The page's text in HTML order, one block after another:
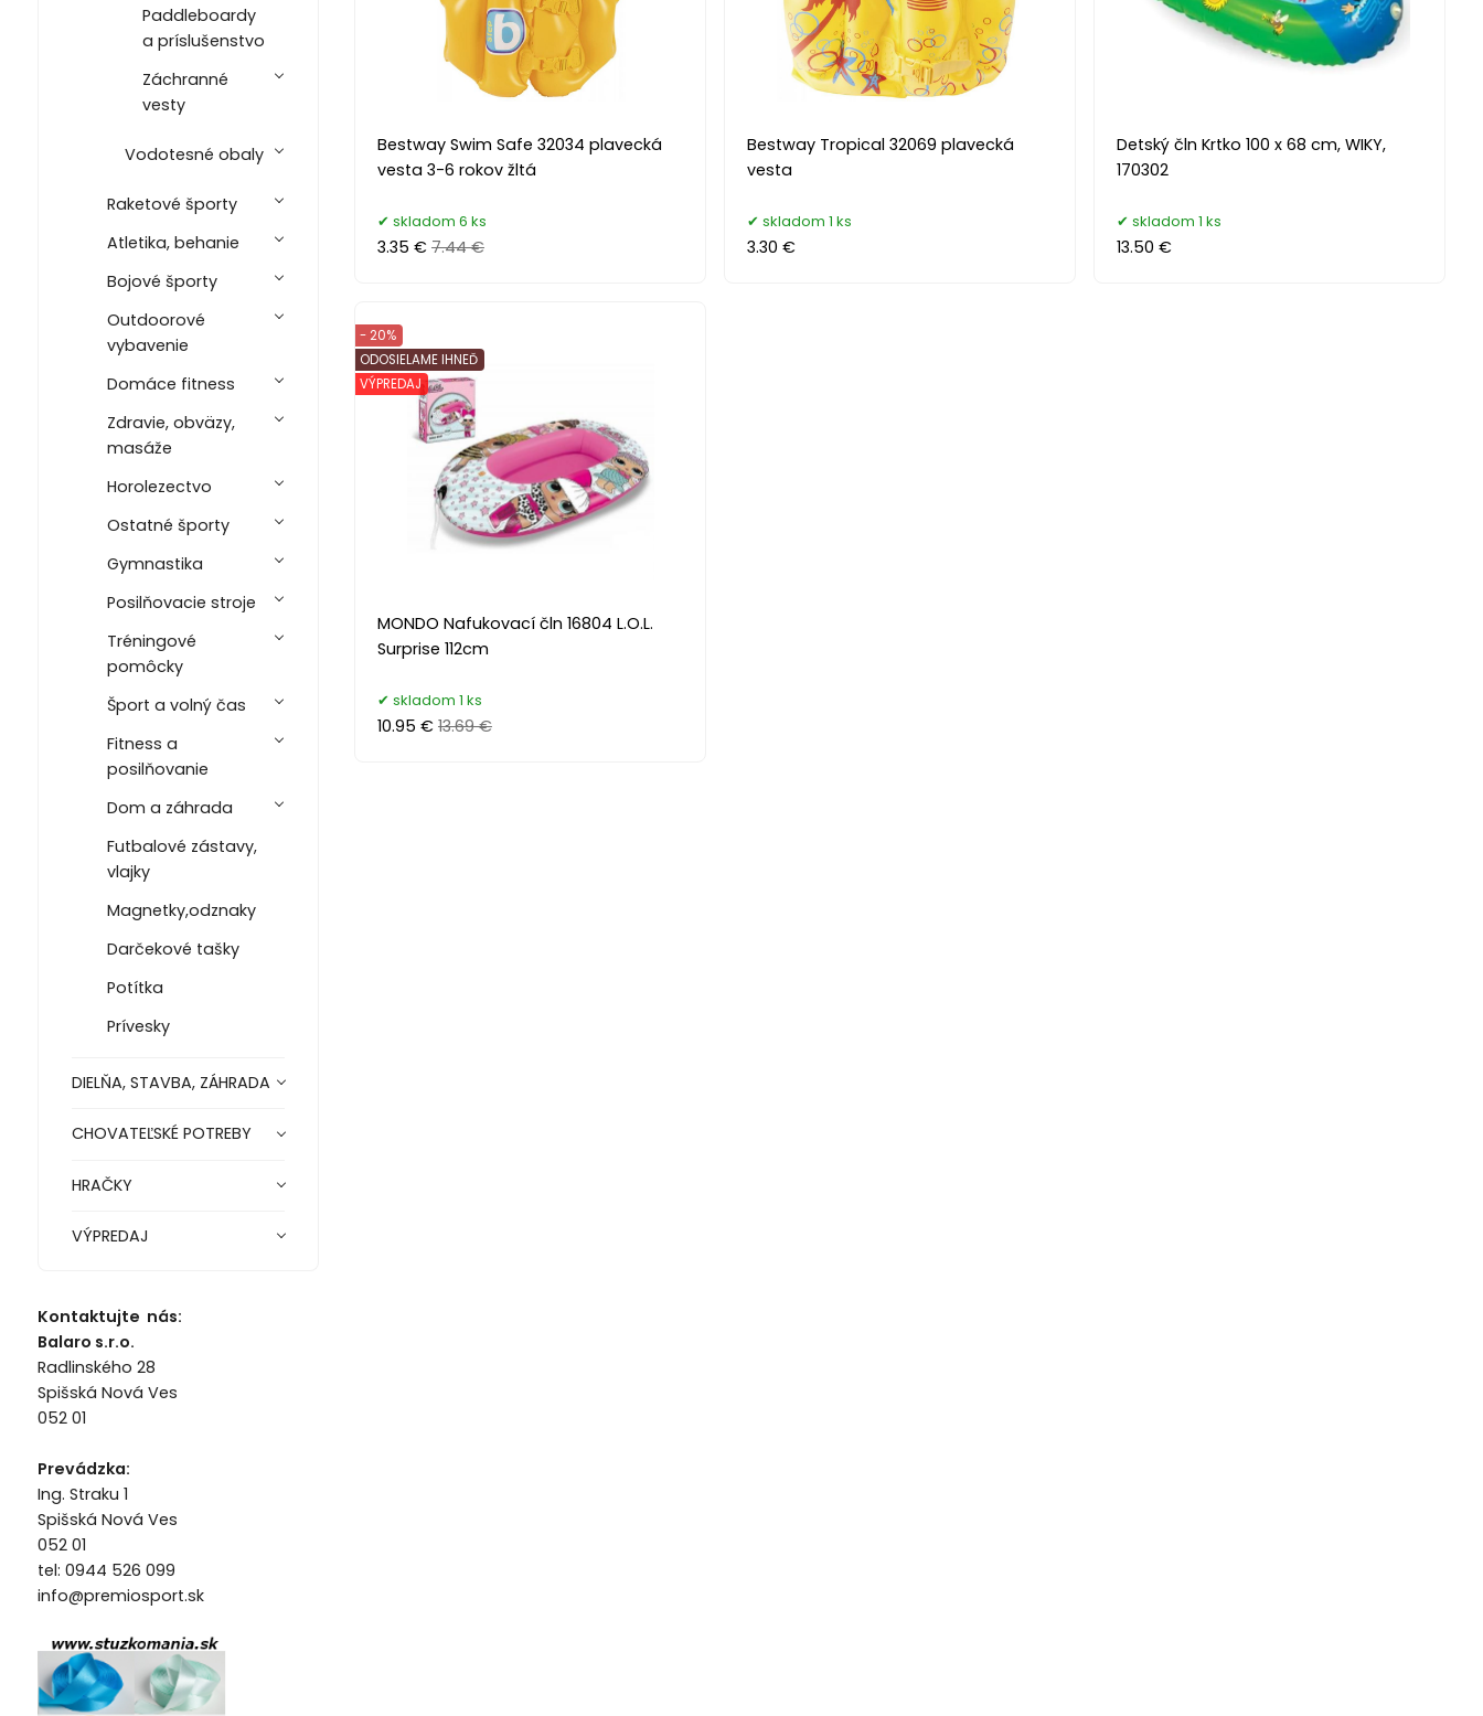
Paddleboardy
a príslušenstvo
Záchranné
vesty
Vodotesné obaly
Raketové športy
Atletika, behanie
Bojové športy
Outdoorové
vybavenie
Domáce fitness
Zdravie, obväzy,
masáže
Horolezectvo
Ostatné športy
Gymnastika
Posilňovacie stroje
Tréningové
pomôcky
Šport a volný čas
Fitness a
posilňovanie
Dom a záhrada
Futbalové zástavy,
vlajky
Magnetky,odznaky
Darčekové tašky
Potítka
Prívesky
DIELŇA, STAVBA, ZÁHRADA
CHOVATEĽSKÉ POTREBY
HRAČKY
VÝPREDAJ
Kontaktujte nás:
Balaro s.r.o.
Radlinského 28
Spišská Nová Ves
052 01
Prevádzka:
Ing. Straku 1
Spišská Nová Ves
052 01
tel: 0944 526 099
info@premiosport.sk
Bestway Swim Safe 32034 plavecká
vesta 3-6 rokov žltá
skladom 6 ks
3.35 € 7.44 €
Bestway Tropical 32069 plavecká
vesta
skladom 1 ks
3.30 €
Detský čln Krtko 100 x 68 cm, WIKY,
170302
skladom 1 ks
13.50 €
MONDO Nafukovací čln 16804 L.O.L.
Surprise 112cm
- 20%
ODOSIELAME IHNEĎ
VÝPREDAJ
skladom 1 ks
10.95 € 13.69 €